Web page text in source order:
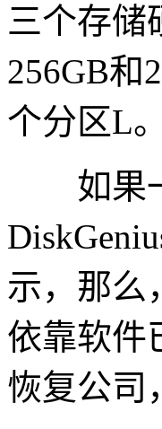
三个存储
256GB和
个分区L。
如果一
示，那么
依靠软件
恢复公司